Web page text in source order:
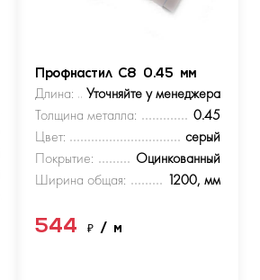
Профнастил С8 0.45 мм
Длина:
Уточняйте у менеджера
Толщина металла:
0.45
Цвет:
серый
Покрытие:
Оцинкованный
Ширина общая:
1200, мм
544 ₽ / м